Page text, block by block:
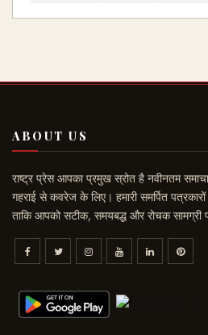
ABOUT US
राष्ट्र प्रेस आपका प्रमुख स्रोत है नवीनतम
गहराई से कवरेज के लिए। हमारी समर्पित
ताकि आपको सटीक, समयबद्ध और रोचक सामग्री